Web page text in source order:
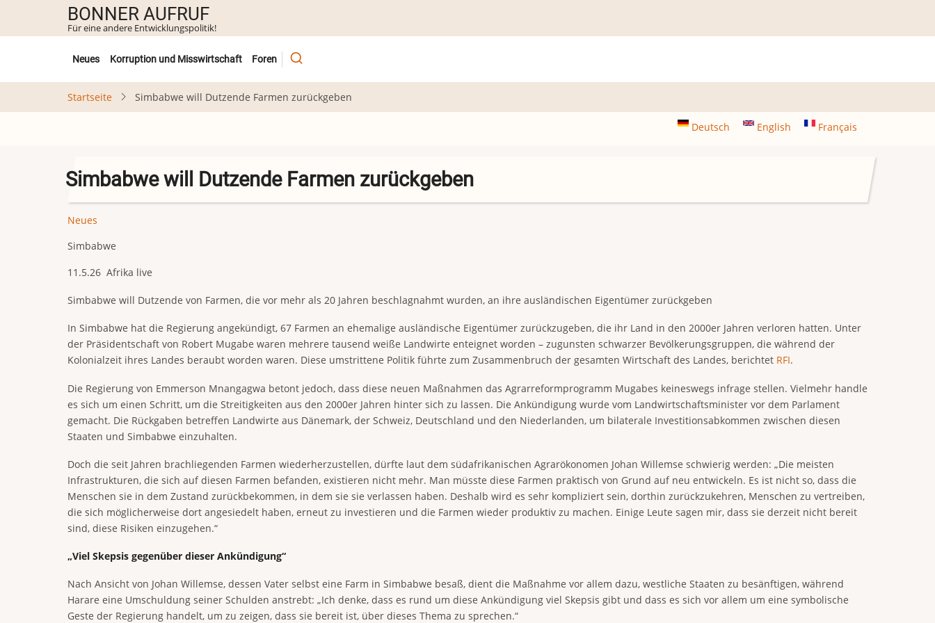
Inhalt
BONNER AUFRUF
Für eine andere Entwicklungspolitik!
Untermenü
Neues Korruption und Misswirtschaft Foren
Startseite Simbabwe will Dutzende Farmen zurückgeben
Deutsch English Français
Simbabwe will Dutzende Farmen zurückgeben
Neues
Simbabwe
11.5.26 Afrika live
Simbabwe will Dutzende von Farmen, die vor mehr als 20 Jahren beschlagnahmt wurden, an ihre ausländischen Eigentümer zurückgeben
In Simbabwe hat die Regierung angekündigt, 67 Farmen an ehemalige ausländische Eigentümer zurückzugeben, die ihr Land in den 2000er Jahren verloren hatten. Unter
der Präsidentschaft von Robert Mugabe waren mehrere tausend weiße Landwirte enteignet worden – zugunsten schwarzer Bevölkerungsgruppen, die während der
Kolonialzeit ihres Landes beraubt worden waren. Diese umstrittene Politik führte zum Zusammenbruch der gesamten Wirtschaft des Landes, berichtet RFI.
Die Regierung von Emmerson Mnangagwa betont jedoch, dass diese neuen Maßnahmen das Agrarreformprogramm Mugabes keineswegs infrage stellen. Vielmehr handle
es sich um einen Schritt, um die Streitigkeiten aus den 2000er Jahren hinter sich zu lassen. Die Ankündigung wurde vom Landwirtschaftsminister vor dem Parlament
gemacht. Die Rückgaben betreffen Landwirte aus Dänemark, der Schweiz, Deutschland und den Niederlanden, um bilaterale Investitionsabkommen zwischen diesen
Staaten und Simbabwe einzuhalten.
Doch die seit Jahren brachliegenden Farmen wiederherzustellen, dürfte laut dem südafrikanischen Agrarökonomen Johan Willemse schwierig werden: „Die meisten
Infrastrukturen, die sich auf diesen Farmen befanden, existieren nicht mehr. Man müsste diese Farmen praktisch von Grund auf neu entwickeln. Es ist nicht so, dass die
Menschen sie in dem Zustand zurückbekommen, in dem sie sie verlassen haben. Deshalb wird es sehr kompliziert sein, dorthin zurückzukehren, Menschen zu vertreiben,
die sich möglicherweise dort angesiedelt haben, erneut zu investieren und die Farmen wieder produktiv zu machen. Einige Leute sagen mir, dass sie derzeit nicht bereit
sind, diese Risiken einzugehen.“
„Viel Skepsis gegenüber dieser Ankündigung“
Nach Ansicht von Johan Willemse, dessen Vater selbst eine Farm in Simbabwe besaß, dient die Maßnahme vor allem dazu, westliche Staaten zu besänftigen, während
Harare eine Umschuldung seiner Schulden anstrebt: „Ich denke, dass es rund um diese Ankündigung viel Skepsis gibt und dass es sich vor allem um eine symbolische
Geste der Regierung handelt, um zu zeigen, dass sie bereit ist, über dieses Thema zu sprechen.“